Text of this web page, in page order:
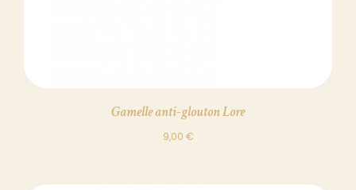
Gamelle anti-glouton Lore
9,00 €